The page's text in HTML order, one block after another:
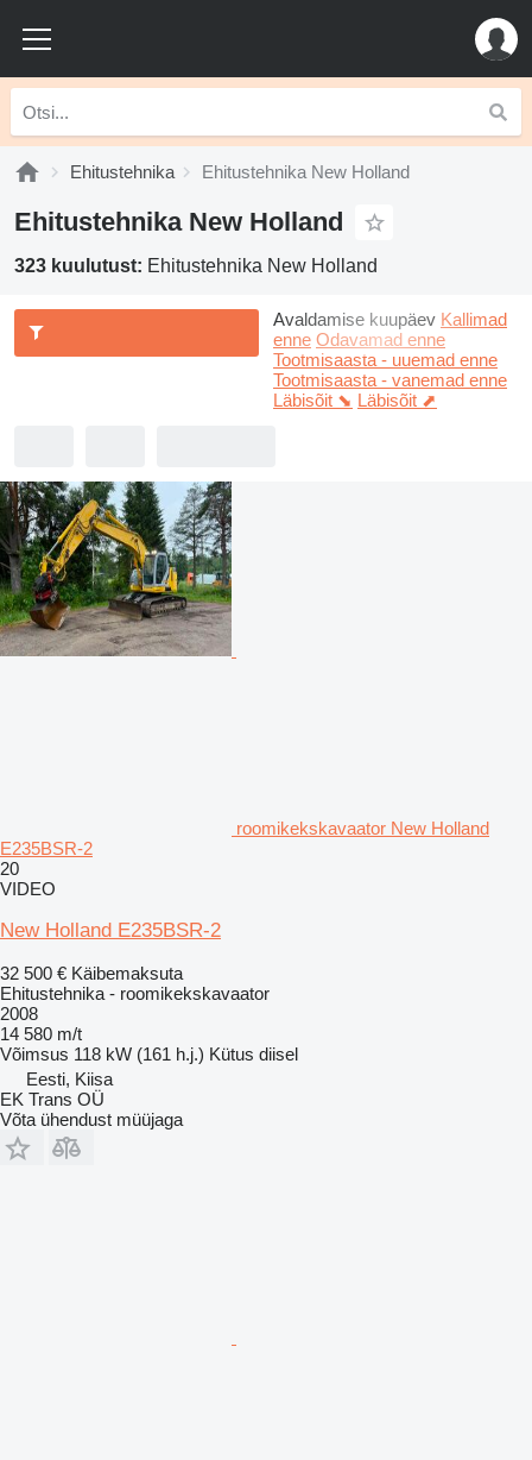
Ehitustehnika Ehitustehnika New Holland
Ehitustehnika New Holland
323 kuulutust: Ehitustehnika New Holland
Avaldamise kuupäev Kallimad
enne Odavamad enne
Tootmisaasta - uuemad enne
Tootmisaasta - vanemad enne
Läbisõit ⬊ Läbisõit ⬈
roomikekskavaator New Holland
E235BSR-2
20
VIDEO
New Holland E235BSR-2
32 500 € Käibemaksuta
Ehitustehnika - roomikekskavaator
2008
14 580 m/t
Võimsus 118 kW (161 h.j.) Kütus diisel
Eesti, Kiisa
EK Trans OÜ
Võta ühendust müüjaga